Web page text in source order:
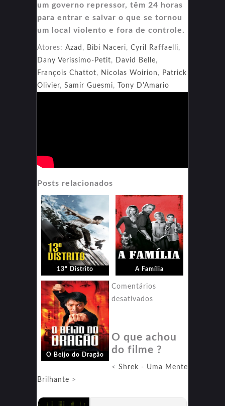
um governo repressor, têm 24 horas
para entrar e salvar o que se tornou
um local violento e fora de controle.
Atores: Azad , Bibi Naceri, Cyril Raffaelli,
Dany Verissimo-Petit, David Belle,
François Chattot, Nicolas Woirion , Patrick
Olivier, Samir Guesmi, Tony D'Amario
Posts relacionados
13º Distrito A Família
O Beijo do Dragão
Comentários
desativados
do
Dragão
O que achou
do filme ?
< Shrek - Uma Mente
Brilhante >